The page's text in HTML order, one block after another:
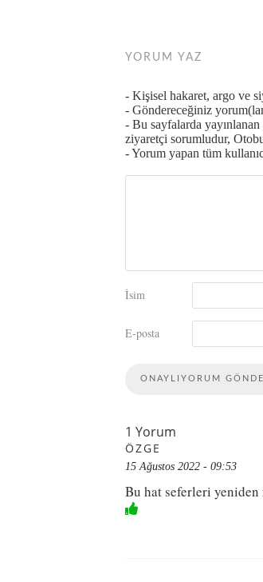
YORUM YAZ
- Kişisel hakaret, argo ve
- Göndereceğiniz
- Bu sayfalarda
ziyaretçi sorumludur,
- Yorum yapan tüm
İsim
E-posta
1 Yorum
ÖZGE
15 Ağustos 2022 - 09:53
Bu hat seferleri yeniden